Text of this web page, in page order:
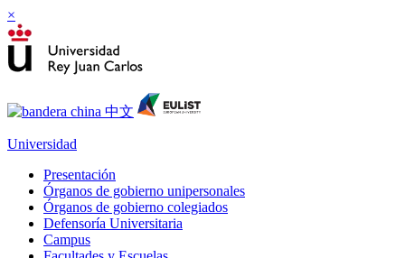
×
Universidad
Presentación
Órganos de gobierno unipersonales
Órganos de gobierno colegiados
Defensoría Universitaria
Campus